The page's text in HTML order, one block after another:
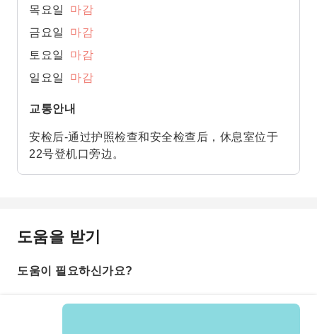
목요일
마감
금요일
마감
토요일
마감
일요일
마감
교통안내
安检后-通过护照检查和安全检查后，休息室位于
22号登机口旁边。
도움을 받기
도움이 필요하신가요?